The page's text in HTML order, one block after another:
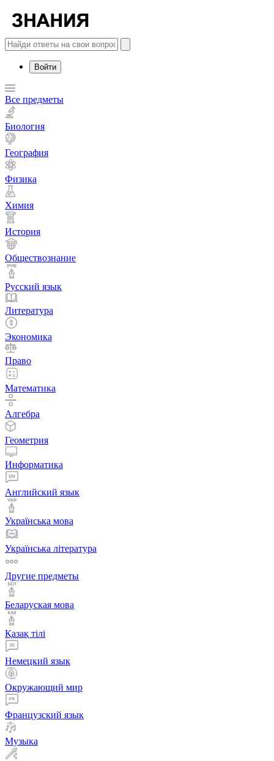
Войти
Все предметы
Биология
География
Физика
Химия
История
Обществознание
Русский язык
Литература
Экономика
Право
Математика
Алгебра
Геометрия
Информатика
Английский язык
Українська мова
Українська література
Другие предметы
Беларуская мова
Қазақ тiлi
Немецкий язык
Окружающий мир
Французский язык
Музыка